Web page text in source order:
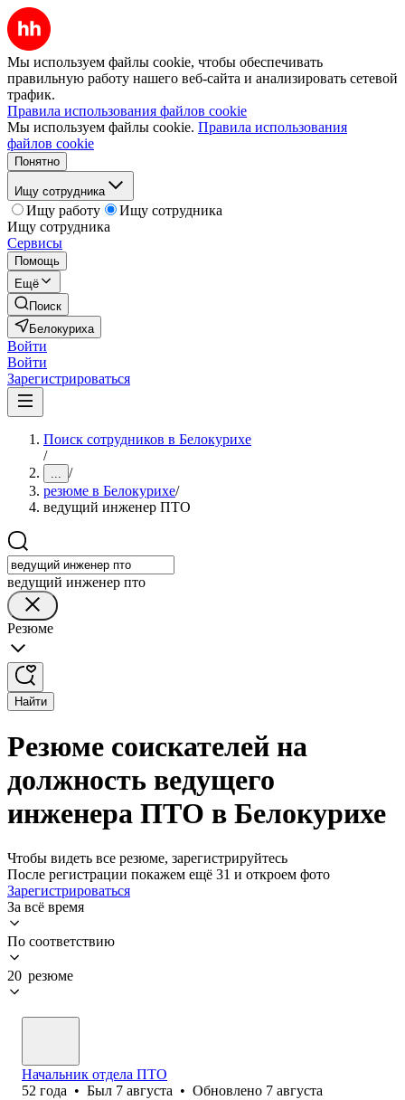
Мы используем файлы cookie, чтобы обеспечивать
правильную работу нашего веб-сайта и анализировать сетевой
трафик.
Правила использования файлов cookie
Мы используем файлы cookie. Правила использования
файлов cookie
Понятно
Ищу сотрудника
Ищу работу
Ищу сотрудника
Ищу сотрудника
Сервисы
Помощь
Ещё
Поиск
Белокуриха
Войти
Войти
Зарегистрироваться
Поиск сотрудников в Белокурихе
/
... /
резюме в Белокурихе/
ведущий инженер ПТО
ведущий инженер пто
Резюме
Найти
Резюме соискателей на
должность ведущего
инженера ПТО в Белокурихе
Чтобы видеть все резюме, зарегистрируйтесь
После регистрации покажем ещё 31 и откроем фото
Зарегистрироваться
За всё время
По соответствию
20 резюме
Начальник отдела ПТО
52 года • Был 7 августа • Обновлено 7 августа